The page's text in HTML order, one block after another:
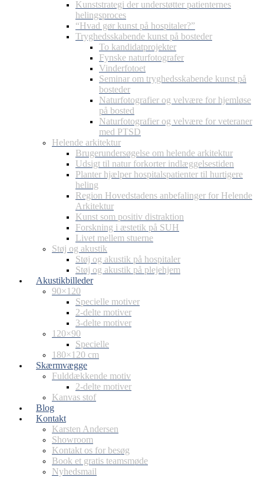
Kunststrategi der understøtter patienternes
helingsproces
“Hvad gør kunst på hospitaler?”
Tryghedsskabende kunst på bosteder
To kandidatprojekter
Fynske naturfotografer
Vinderfotoet
Seminar om tryghedsskabende kunst på
bosteder
Naturfotografier og velvære for hjemløse
på bosted
Naturfotografier og velvære for veteraner
med PTSD
Helende arkitektur
Brugerundersøgelse om helende arkitektur
Udsigt til natur forkorter indlæggelsestiden
Planter hjælper hospitalspatienter til hurtigere
heling
Region Hovedstadens anbefalinger for Helende
Arkitektur
Kunst som positiv distraktion
Forskning i æstetik på SUH
Livet mellem stuerne
Støj og akustik
Støj og akustik på hospitaler
Støj og akustik på plejehjem
Akustikbilleder
90×120
Specielle motiver
2-delte motiver
3-delte motiver
120×90
Specielle
180×120 cm
Skærmvægge
Fulddækkende motiv
2-delte motiver
Kanvas stof
Blog
Kontakt
Karsten Andersen
Showroom
Kontakt os for besøg
Book et gratis teamsmøde
Nyhedsmail